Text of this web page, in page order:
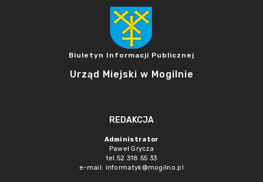
Biuletyn Informacji Publicznej
Urząd Miejski w Mogilnie
REDAKCJA
Administrator
Paweł Grycza
tel.52 318 55 33
e-mail: informatyk@mogilno.pl